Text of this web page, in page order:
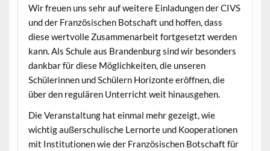
Wir freuen uns sehr auf weitere Einladungen der CIVS
und der Französischen Botschaft und hoffen, dass
diese wertvolle Zusammenarbeit fortgesetzt werden
kann. Als Schule aus Brandenburg sind wir besonders
dankbar für diese Möglichkeiten, die unseren
Schülerinnen und Schülern Horizonte eröffnen, die
über den regulären Unterricht weit hinausgehen.
Die Veranstaltung hat einmal mehr gezeigt, wie
wichtig außerschulische Lernorte und Kooperationen
mit Institutionen wie der Französischen Botschaft für